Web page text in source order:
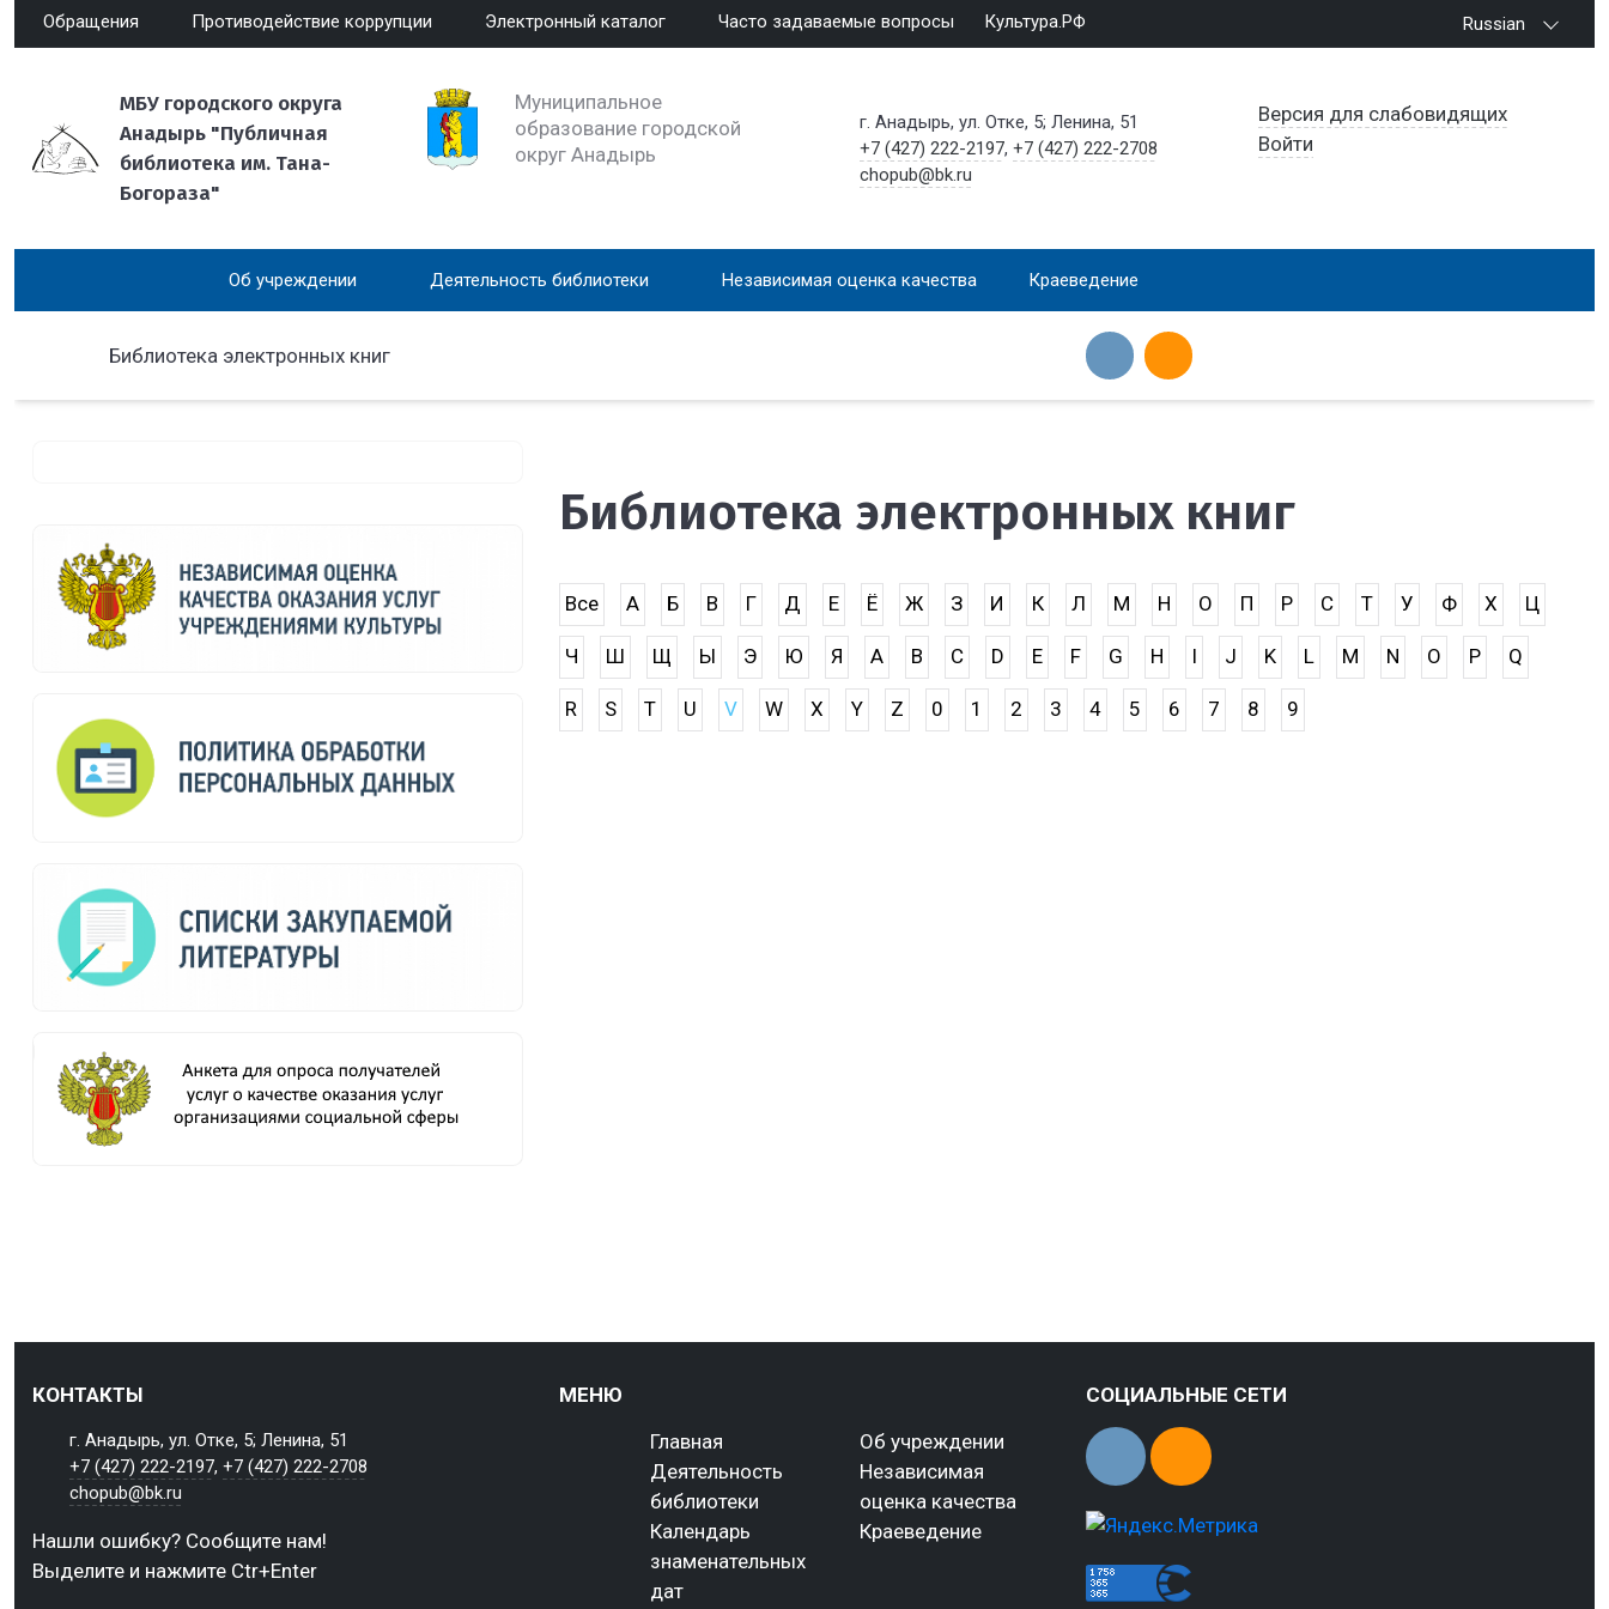
Обращения Противодействие коррупции Электронный каталог Часто задаваемые вопросы Культура.РФ Russian
МБУ городского округа
Анадырь "Публичная
библиотека им. Тана-
Богораза"
Муниципальное
образование городской
округ Анадырь
г. Анадырь, ул. Отке, 5; Ленина, 51
+7 (427) 222-2197,+7 (427) 222-2708
chopub@bk.ru
Версия для слабовидящих
Войти
Об учреждении Деятельность библиотеки Независимая оценка качества Краеведение
Библиотека электронных книг
Библиотека электронных книг
Все А Б В Г Д Е Ё Ж З И К Л М Н О П Р С Т У Ф Х Ц
Ч Ш Щ Ы Э Ю Я A B C D E F G H I J K L M N O P Q
R S T U V W X Y Z 0 1 2 3 4 5 6 7 8 9
КОНТАКТЫ
г. Анадырь, ул. Отке, 5; Ленина, 51
+7 (427) 222-2197,+7 (427) 222-2708
chopub@bk.ru
Нашли ошибку? Сообщите нам!
Выделите и нажмите Ctr+Enter
МЕНЮ
Главная
Об учреждении
Деятельность
библиотеки
Независимая
оценка качества
Календарь
знаменательных
дат
Краеведение
СОЦИАЛЬНЫЕ СЕТИ